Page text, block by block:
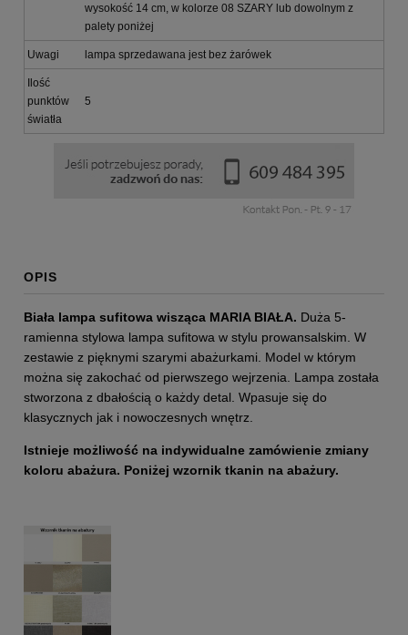
wysokość 14 cm, w kolorze 08 SZARY lub dowolnym z
palety poniżej
Uwagi lampa sprzedawana jest bez żarówek
Ilość
punktów
światła
5
OPIS
Biała lampa sufitowa wisząca MARIA BIAŁA. Duża 5-
ramienna stylowa lampa sufitowa w stylu prowansalskim. W
zestawie z pięknymi szarymi abażurkami. Model w którym
można się zakochać od pierwszego wejrzenia. Lampa została
stworzona z dbałością o każdy detal. Wpasuje się do
klasycznych jak i nowoczesnych wnętrz.
Istnieje możliwość na indywidualne zamówienie zmiany
koloru abażura. Poniżej wzornik tkanin na abażury.